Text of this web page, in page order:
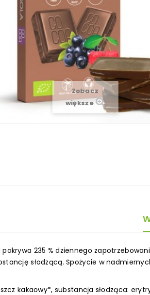
Zobacz
większe
pokrywa 235 % dziennego
słodzącą. Spożycie w
kakaowy*, substancja słodząca: